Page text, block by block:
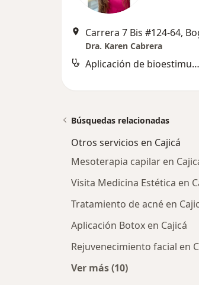
Carrera 7 Bis #124-64,
Dra. Karen Cabrera
Aplicación de bioestimuladores de colágeno
Búsquedas relacionadas
Otros servicios en Cajicá
Mesoterapia capilar en
Visita Medicina Estética en
Tratamiento de acné en
Aplicación Botox en Cajicá
Rejuvenecimiento facial en
Ver más (10)